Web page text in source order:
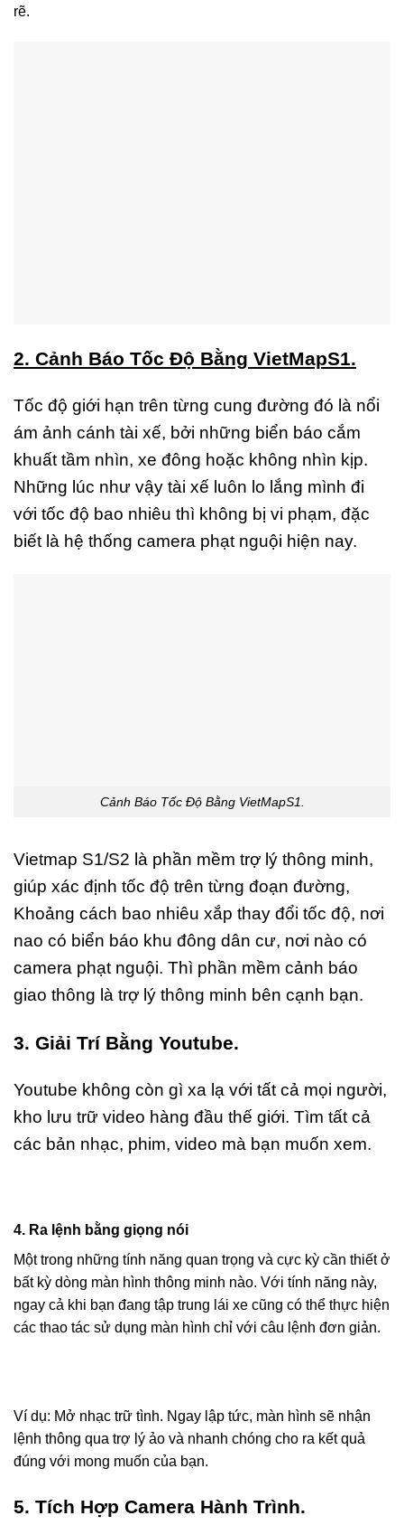
rẽ.
2. Cảnh Báo Tốc Độ Bằng VietMapS1.
Tốc độ giới hạn trên từng cung đường đó là nổi
ám ảnh cánh tài xế, bởi những biển báo cắm
khuất tầm nhìn, xe đông hoặc không nhìn kịp.
Những lúc như vậy tài xế luôn lo lắng mình đi
với tốc độ bao nhiêu thì không bị vi phạm, đặc
biết là hệ thống camera phạt nguội hiện nay.
Cảnh Báo Tốc Độ Bằng VietMapS1.
Vietmap S1/S2 là phần mềm trợ lý thông minh,
giúp xác định tốc độ trên từng đoạn đường,
Khoảng cách bao nhiêu xắp thay đổi tốc độ, nơi
nao có biển báo khu đông dân cư, nơi nào có
camera phạt nguội. Thì phần mềm cảnh báo
giao thông là trợ lý thông minh bên cạnh bạn.
3. Giải Trí Bằng Youtube.
Youtube không còn gì xa lạ với tất cả mọi người,
kho lưu trữ video hàng đầu thế giới. Tìm tất cả
các bản nhạc, phim, video mà bạn muốn xem.
4. Ra lệnh bằng giọng nói
Một trong những tính năng quan trọng và cực kỳ cần thiết ở
bất kỳ dòng màn hình thông minh nào. Với tính năng này,
ngay cả khi bạn đang tập trung lái xe cũng có thể thực hiện
các thao tác sử dụng màn hình chỉ với câu lệnh đơn giản.
Ví dụ: Mở nhạc trữ tình. Ngay lập tức, màn hình sẽ nhận
lệnh thông qua trợ lý ảo và nhanh chóng cho ra kết quả
đúng với mong muốn của bạn.
5. Tích Hợp Camera Hành Trình.